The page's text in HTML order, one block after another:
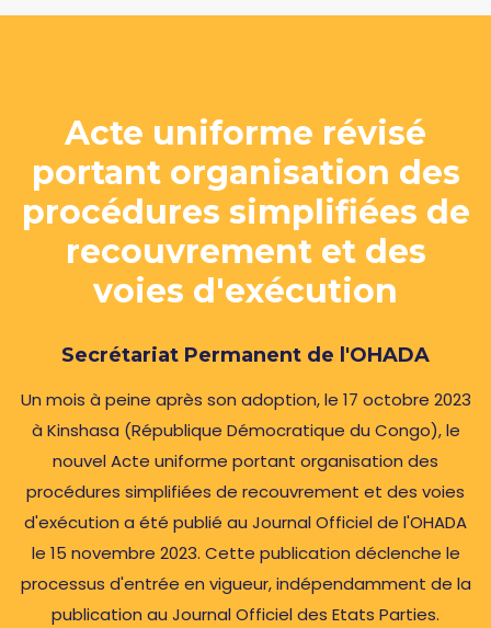
Acte uniforme révisé
portant organisation des
procédures simplifiées de
recouvrement et des
voies d'exécution
Secrétariat Permanent de l'OHADA
Un mois à peine après son adoption, le 17 octobre 2023
à Kinshasa (République Démocratique du Congo), le
nouvel Acte uniforme portant organisation des
procédures simplifiées de recouvrement et des voies
d'exécution a été publié au Journal Officiel de l'OHADA
le 15 novembre 2023. Cette publication déclenche le
processus d'entrée en vigueur, indépendamment de la
publication au Journal Officiel des Etats Parties.